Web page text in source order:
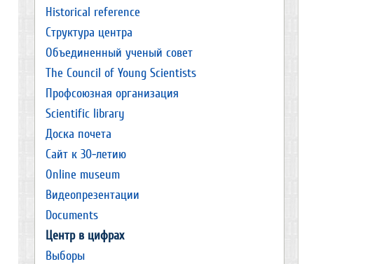
Historical reference
Структура центра
Объединенный ученый совет
The Council of Young Scientists
Профсоюзная организация
Scientific library
Доска почета
Сайт к 30-летию
Online museum
Видеопрезентации
Documents
Центр в цифрах
Выборы